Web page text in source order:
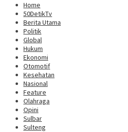
Home
50DetikTv
Berita Utama
Politik
Global
Hukum
Ekonomi
Otomotif
Kesehatan
Nasional
Feature
Olahraga
Opini
Sulbar
Sulteng